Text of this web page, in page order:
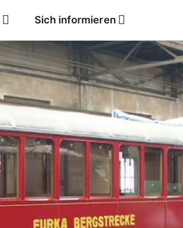
Sich informieren